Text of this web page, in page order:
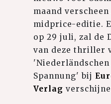
maand verscheen
midprice-editie.
op 29 juli, zal de
van deze thriller
Spannung' bij
Verlag